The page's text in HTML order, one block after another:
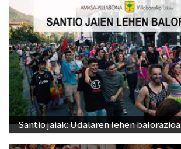
Santio jaiak: Udalaren lehen balorazioa